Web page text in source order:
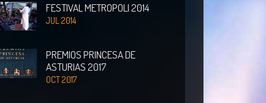
FESTIVAL METROPOLI 2014
JUL 2014
PREMIOS PRINCESA DE
ASTURIAS 2017
OCT 2017